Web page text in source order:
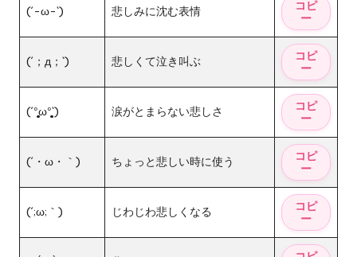
(´-ω-`) 悲しみに沈む表情
(´；д；`) 悲しくて泣き叫ぶ
(´°̥̥̥̥̥̥̥̥ω°̥̥̥̥̥̥̥̥`) 涙がとまらない悲しさ
(´・ω・｀) ちょっと悲しい時に使う
(´;ω;｀) じわじわ悲しくなる